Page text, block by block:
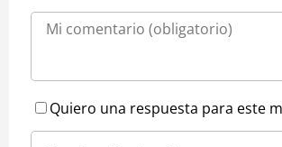
Quiero una respuesta para este